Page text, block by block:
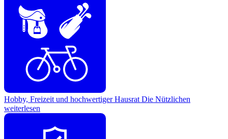
Hobby, Freizeit und hochwertiger Hausrat Die Nützlichen
weiterlesen